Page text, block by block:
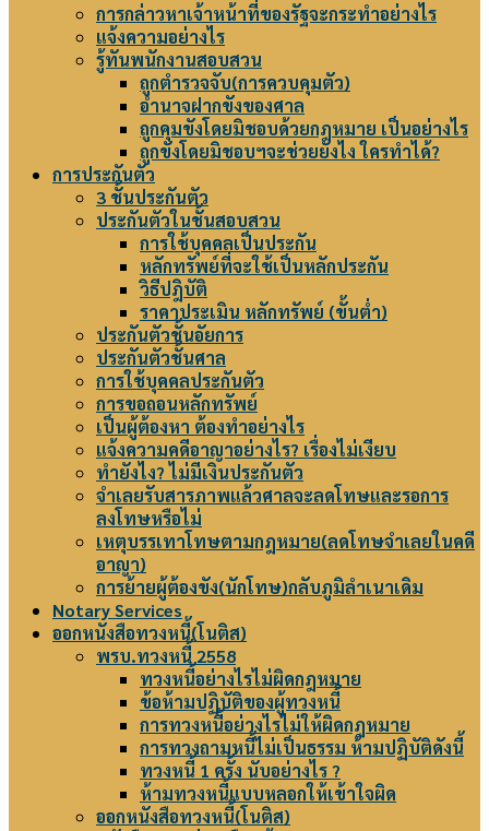
การกล่าวหาเจ้าหน้าที่ของรัฐจะกระทำอย่างไร
แจ้งความอย่างไร
รู้ทันพนักงานสอบสวน
ถูกตำรวจจับ(การควบคุมตัว)
อำนาจฝากขังของศาล
ถูกคุมขังโดยมิชอบด้วยกฎหมาย เป็นอย่างไร
ถูกขังโดยมิชอบฯจะช่วยยังไง ใครทำได้?
การประกันตัว
3 ชั้นประกันตัว
ประกันตัวในชั้นสอบสวน
การใช้บุคคลเป็นประกัน
หลักทรัพย์ที่จะใช้เป็นหลักประกัน
วิธีปฎิบัติ
ราคาประเมิน หลักทรัพย์ (ขั้นต่ำ)
ประกันตัวชั้นอัยการ
ประกันตัวชั้นศาล
การใช้บุคคลประกันตัว
การขอถอนหลักทรัพย์
เป็นผู้ต้องหา ต้องทำอย่างไร
แจ้งความคดีอาญาอย่างไร? เรื่องไม่เงียบ
ทำยังไง? ไม่มีเงินประกันตัว
จำเลยรับสารภาพแล้วศาลจะลดโทษและรอการ
ลงโทษหรือไม่
เหตุบรรเทาโทษตามกฎหมาย(ลดโทษจำเลยในคดี
อาญา)
การย้ายผู้ต้องขัง(นักโทษ)กลับภูมิลำเนาเดิม
Notary Services
ออกหนังสือทวงหนี้(โนติส)
พรบ.ทวงหนี้ 2558
ทวงหนี้อย่างไรไม่ผิดกฎหมาย
ข้อห้ามปฏิบัติของผู้ทวงหนี้
การทวงหนี้อย่างไรไม่ให้ผิดกฎหมาย
การทวงถามหนี้ไม่เป็นธรรม ห้ามปฏิบัติดังนี้
ทวงหนี้ 1 ครั้ง นับอย่างไร ?
ห้ามทวงหนี้แบบหลอกให้เข้าใจผิด
ออกหนังสือทวงหนี้(โนติส)